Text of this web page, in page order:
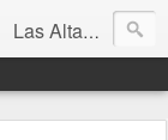
Las Altas Montañas Multimedios